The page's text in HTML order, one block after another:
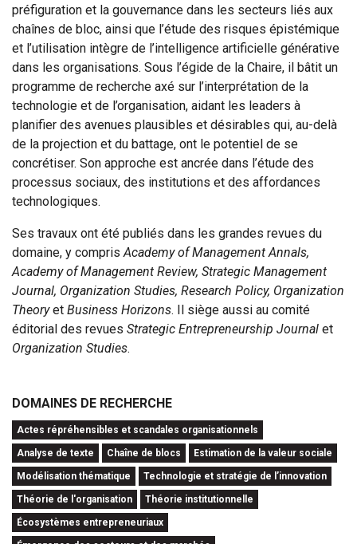
préfiguration et la gouvernance dans les secteurs liés aux
chaînes de bloc, ainsi que l’étude des risques épistémique
et l’utilisation intègre de l’intelligence artificielle générative
dans les organisations. Sous l’égide de la Chaire, il bâtit un
programme de recherche axé sur l’interprétation de la
technologie et de l’organisation, aidant les leaders à
planifier des avenues plausibles et désirables qui, au-delà
de la projection et du battage, ont le potentiel de se
concrétiser. Son approche est ancrée dans l’étude des
processus sociaux, des institutions et des affordances
technologiques.
Ses travaux ont été publiés dans les grandes revues du
domaine, y comprisAcademy of Management Annals,
Academy of Management Review, Strategic Management
Journal, Organization Studies, Research Policy, Organization
Theoryet Business Horizons. Il siège aussi au comité
éditorial des revues Strategic Entrepreneurship Journal et
Organization Studies.
DOMAINES DE RECHERCHE
Actes répréhensibles et scandales organisationnels
Analyse de texte Chaîne de blocs Estimation de la valeur sociale
Modélisation thématique Technologie et stratégie de l’innovation
Théorie de l'organisation Théorie institutionnelle
Écosystèmes entrepreneuriaux